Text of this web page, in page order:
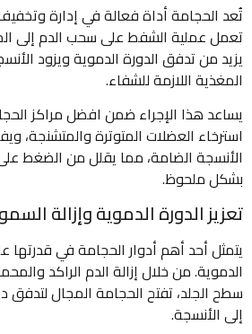
تُعد الحجامة أداة فعالة في إدارة
تعمل عملية الشفط على سحب الدم إلى
يزيد من تدفق الدورة الدموية ويزود
المغذية اللازمة للشفاء.
يساعد هذا الإجراء ضمن افضل مراكز
استرخاء العضلات المتوترة والمتشنجة،
الأنسجة الضامة، مما يقلل من الضغط
بشكل ملحوظ.
تعزيز الدورة الدموية وإزالة
يتمثل أحد أهم أدوار الحجامة في قدرتها
الدموية. من خلال إزالة الدم الراكد
سطح الجلد، تفتح الحجامة المجال لتدفق
إلى الأنسجة.